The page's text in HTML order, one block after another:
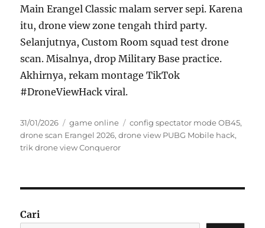
Main Erangel Classic malam server sepi. Karena
itu, drone view zone tengah third party.
Selanjutnya, Custom Room squad test drone
scan. Misalnya, drop Military Base practice.
Akhirnya, rekam montage TikTok
#DroneViewHack viral.
Posted
on
31/01/2026 Categories
game online Tags
config spectator mode OB45,
drone scan Erangel 2026,drone view PUBG Mobile hack,
trik drone view Conqueror
Cari